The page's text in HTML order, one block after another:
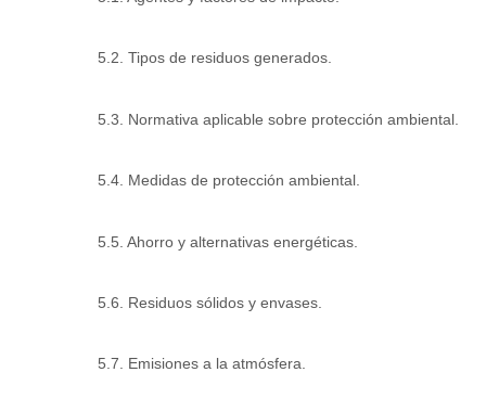
5.2. Tipos de residuos generados.
5.3. Normativa aplicable sobre protección ambiental.
5.4. Medidas de protección ambiental.
5.5. Ahorro y alternativas energéticas.
5.6. Residuos sólidos y envases.
5.7. Emisiones a la atmósfera.